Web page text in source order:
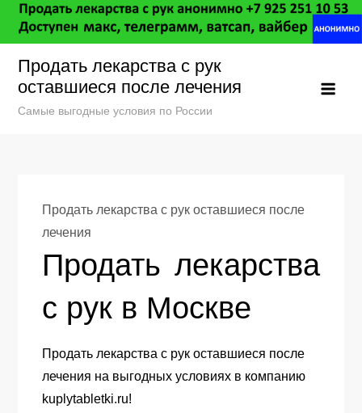
Перейти
Продать лекарства с рук
оставшиеся после лечения
Самые выгодные условия по России
Продать лекарства с рук оставшиеся после
лечения
Продать лекарства
с рук в Москве
Продать лекарства с рук оставшиеся после
лечения на выгодных условиях в компанию
kuplytabletki.ru!